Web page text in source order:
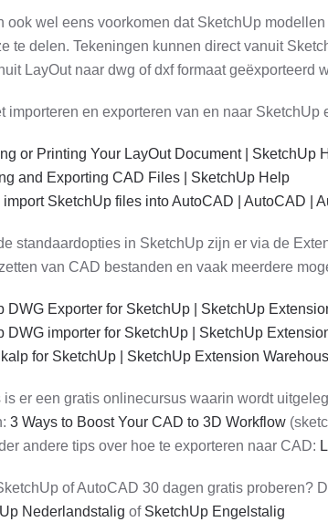
ook wel eens voorkomen dat SketchUp
te delen. Tekeningen kunnen direct vanuit
LayOut naar dwg of dxf formaat geëxporteerd
importeren en exporteren van en naar
or Printing Your LayOut Document | SketchUp
and Exporting CAD Files | SketchUp Help
import SketchUp files into AutoCAD | AutoCAD |
standaardopties in SketchUp zijn er via de
van CAD bestanden en vaak meerdere
DWG Exporter for SketchUp | SketchUp
DWG importer for SketchUp | SketchUp
for SketchUp | SketchUp Extension
is er een gratis onlinecursus waarin wordt
3 Ways to Boost Your CAD to 3D Workflow
andere tips over hoe te exporteren naar CAD:
of AutoCAD 30 dagen gratis proberen?
Nederlandstalig of SketchUp Engelstalig